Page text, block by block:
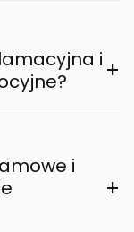
i +
i
+